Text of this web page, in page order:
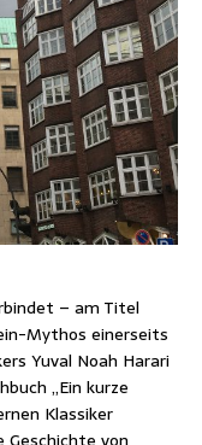
– am Titel
Mythos einerseits
Yuval Noah Harari
„Ein kurze
Klassiker